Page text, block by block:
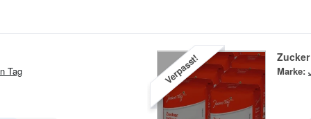
Tag Verpasst! Zucker
Marke: